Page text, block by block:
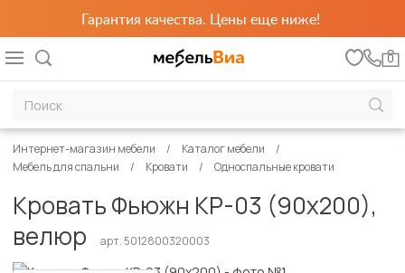
Гарантия качества. Цены еще ниже!
0
Интернет-магазин мебели
Каталог мебели
Мебель для спальни
Кровати Односпальные кровати
Кровать Фьюжн КР-03 (90х200),
велюр
арт. 5012800320003